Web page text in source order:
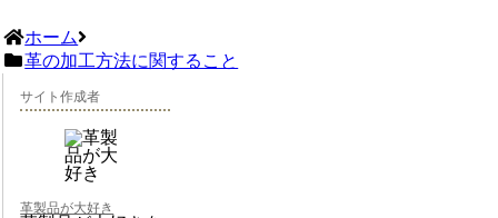
ホーム
革の加工方法に関すること
サイト作成者
革製品が大好き